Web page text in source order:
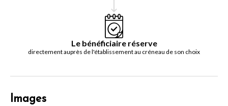
Le bénéficiaire réserve
directement auprès de l'établissement au créneau de son choix
Images